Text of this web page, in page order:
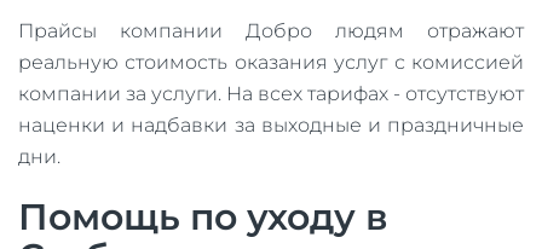
Прайсы компании Добро людям отражают
реальную стоимость оказания услуг с комиссией
компании за услуги. На всех тарифах - отсутствуют
наценки и надбавки за выходные и праздничные
дни.
Помощь по уходу в